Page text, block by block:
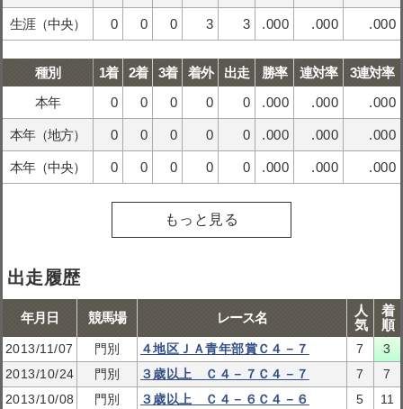
生涯（中央） 0 0 0 3 3 .000 .000 .000
種別 1着 2着 3着 着外 出走 勝率 連対率
3連対率
本年
0 0 0 0 0 .000 .000 .000
本年（地方） 0 0 0 0 0 .000 .000 .000
本年（中央） 0 0 0 0 0 .000 .000 .000
もっと見る
出走履歴
年月日 競馬場 レース名
人
気
着
順
2013/11/07 門別 ４地区ＪＡ青年部賞Ｃ４－７ 7
3
2013/10/24
門別 ３歳以上 Ｃ４－７Ｃ４－７ 7
7
2013/10/08
門別 ３歳以上 Ｃ４－６Ｃ４－６ 5
11